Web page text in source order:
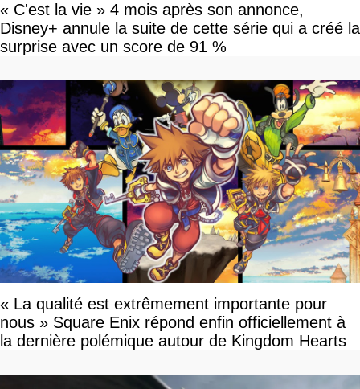
« C'est la vie » 4 mois après son annonce,
Disney+ annule la suite de cette série qui a créé la
surprise avec un score de 91 %
« La qualité est extrêmement importante pour
nous » Square Enix répond enfin officiellement à
la dernière polémique autour de Kingdom Hearts